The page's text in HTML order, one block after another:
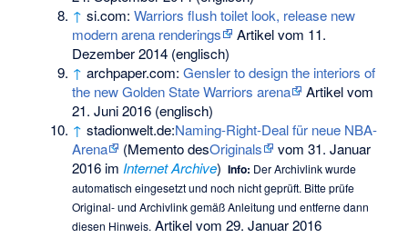
↑ si.com:Warriors flush toilet look, release new
modern arena renderings
Artikel vom 11.
Dezember 2014 (englisch)
↑ archpaper.com:Gensler to design the interiors of
the new Golden State Warriors arena
Artikel vom
21. Juni 2016 (englisch)
↑ stadionwelt.de:Naming-Right-Deal für neue NBA-
Arena
(MementodesOriginals
vom 31. Januar
2016 im Internet Archive) Info: Der Archivlink wurde
automatisch eingesetzt und noch nicht geprüft. Bitte prüfe
Original- und Archivlink gemäßAnleitung und entferne dann
diesen Hinweis. Artikel vom 29. Januar 2016